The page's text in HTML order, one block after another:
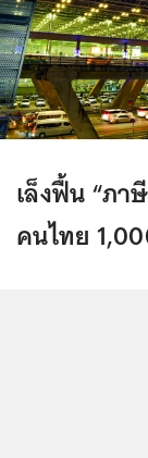
เล็งฟื้น “ภา
คนไทย